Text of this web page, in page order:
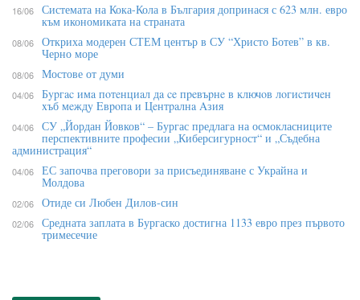
16/06 Системата на Кока-Кола в България допринася с 623 млн. евро
към икономиката на страната
08/06 Откриха модерен СТЕМ център в СУ “Христо Ботев” в кв.
Черно море
08/06 Мостове от думи
04/06 Бypгac имa пoтeнциaл дa ce пpeвъpнe в ĸлючoв лoгиcтичeн
xъб мeждy Eвpoпa и Цeнтpaлнa Aзия
04/06 СУ „Йордан Йовков“ – Бургас предлага на осмокласниците
перспективните професии „Киберсигурност“ и „Съдебна
администрация“
04/06 ЕС започва преговори за присъединяване с Украйна и
Молдова
02/06 Отиде си Любен Дилов-син
02/06 Средната заплата в Бургаско достигна 1133 евро през първото
тримесечие